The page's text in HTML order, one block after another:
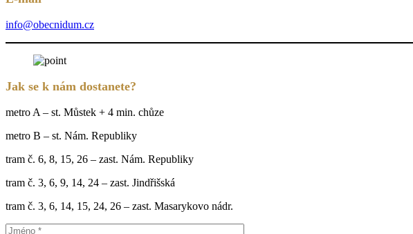
info@obecnidum.cz
Jak se k nám dostanete?
metro A – st. Můstek + 4 min. chůze
metro B – st. Nám. Republiky
tram č. 6, 8, 15, 26 – zast. Nám. Republiky
tram č. 3, 6, 9, 14, 24 – zast. Jindřišská
tram č. 3, 6, 14, 15, 24, 26 – zast. Masarykovo nádr.